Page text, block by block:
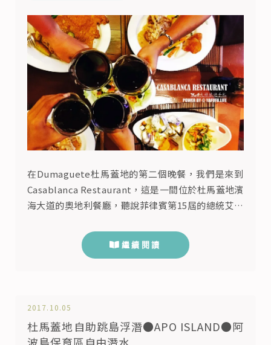
在Dumaguete杜馬蓋地的第二個晚餐，我們是來到
Casablanca Restaurant，這是一間位於杜馬蓋地濱
海大道的奧地利餐廳，聽說菲律賓第15屆的總統艾奎
Casablanca 餐廳才會這麼有名。 從我們住的地方，
搭三輪車到濱海大道的Casablanca大約是40P/車
繼續閱讀
2017.10.05
杜馬蓋地自助跳島浮潛●APO ISLAND●阿